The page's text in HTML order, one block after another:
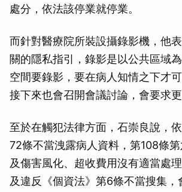
處分，依法該停業就停業。
而針對醫療院所裝設攝錄影機，他
關的隱私指引，錄影是以公共區域
空間要錄影，要在病人知情之下才
接下來也會召開會議討論，會要求更
至於在觸犯法律方面，石崇良說，
72條不當洩露病人資料，第108條
及傷害風化、超收費用沒有適當處
及違反《個資法》第6條不當搜集，